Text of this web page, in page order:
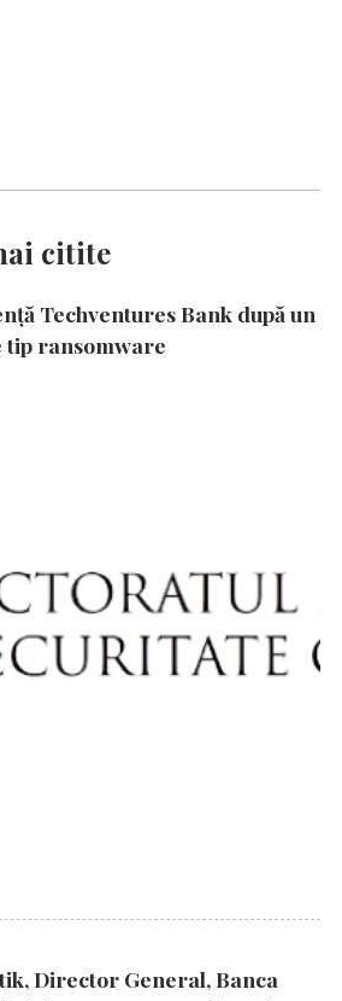
citite
Techventures Bank după un
tip ransomware
Director General, Banca